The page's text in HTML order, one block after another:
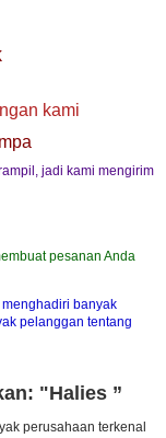
kami
jadi kami mengirim
pesanan Anda
menghadiri banyak
pelanggan tentang
"Halies ”
perusahaan terkenal